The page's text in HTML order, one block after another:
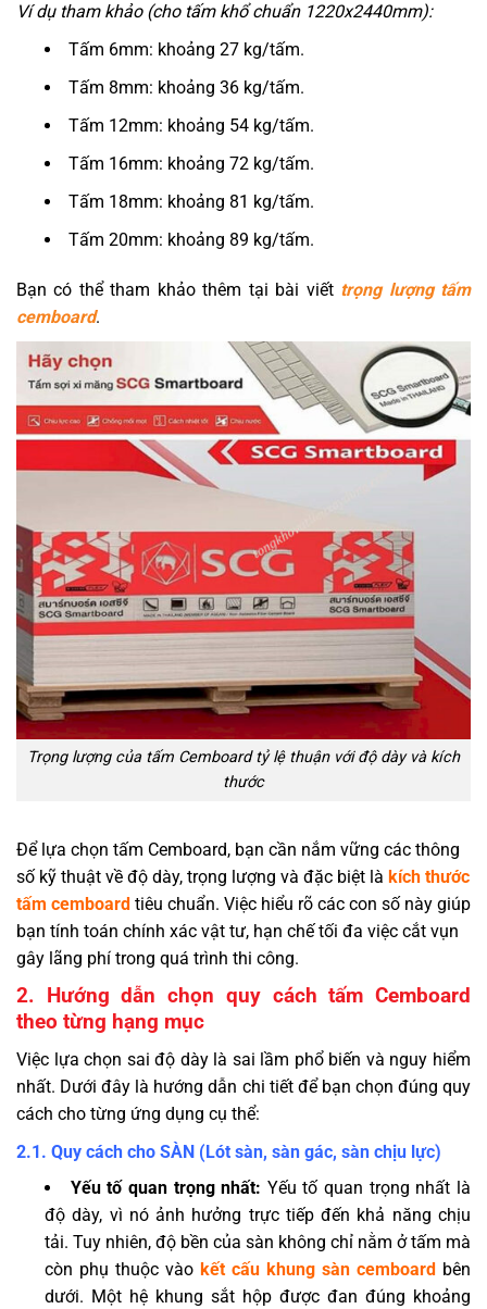
Ví dụ tham khảo (cho tấm khổ chuẩn 1220x2440mm):
Tấm 6mm: khoảng 27 kg/tấm.
Tấm 8mm: khoảng 36 kg/tấm.
Tấm 12mm: khoảng 54 kg/tấm.
Tấm 16mm: khoảng 72 kg/tấm.
Tấm 18mm: khoảng 81 kg/tấm.
Tấm 20mm: khoảng 89 kg/tấm.
Bạn có thể tham khảo thêm tại bài viếttrọng lượng tấm
cemboard.
Trọng lượng của tấm Cemboard tỷ lệ thuận với độ dày và kích
thước
Để lựa chọn tấm Cemboard, bạn cần nắm vững các thông
số kỹ thuật về độ dày, trọng lượng và đặc biệt là kích thước
tấm cemboard tiêu chuẩn. Việc hiểu rõ các con số này giúp
bạn tính toán chính xác vật tư, hạn chế tối đa việc cắt vụn
gây lãng phí trong quá trình thi công.
2. Hướng dẫn chọn quy cách tấm Cemboard
theo từng hạng mục
Việc lựa chọn sai độ dày là sai lầm phổ biến và nguy hiểm
nhất. Dưới đây là hướng dẫn chi tiết để bạn chọn đúng quy
cách cho từng ứng dụng cụ thể:
2.1. Quy cách cho SÀN (Lót sàn, sàn gác, sàn chịu lực)
Yếu tố quan trọng nhất: Yếu tố quan trọng nhất là
độ dày, vì nó ảnh hưởng trực tiếp đến khả năng chịu
tải. Tuy nhiên, độ bền của sàn không chỉ nằm ở tấm mà
còn phụ thuộc vào kết cấu khung sàn cemboard bên
dưới. Một hệ khung sắt hộp được đan đúng khoảng